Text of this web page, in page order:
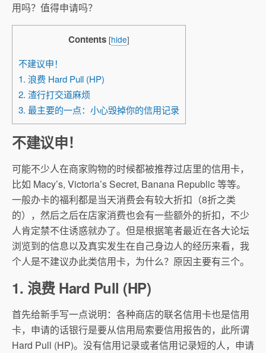
用吗？值得申请吗？
Contents [hide]
不建议申！
1. 浪费 Hard Pull (HP)
2. 渣行打交道麻烦
3. 最主要的一点：小心毁掉你的信用记录
不建议申！
可能不少人在商家购物的时候都被推荐过店里的信用卡，
比如 Macy’s, Victoria’s Secret, Banana Republic 等等。
一般办卡的福利都是当天消费会有较大折扣（8折之类
的），然后之后在店家消费也会有一些额外的折扣，不少
人肯定禁不住诱惑就办了。但是根据笔者最近在各大论坛
浏览到的信息以及真实发生在自己身边人的经历来看，我
个人是不建议办此类信用卡，为什么？原因主要有三个。
1. 浪费 Hard Pull (HP)
首先给新手写一点说明：各种商店的联名信用卡也是信用
卡，申请的话银行是要从信用局索要信用报告的，此所谓
Hard Pull (HP)。没有信用记录或者信用记录短的人，申请